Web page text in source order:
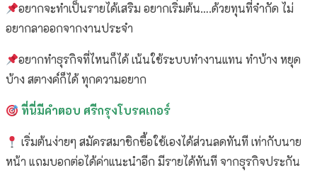
อยากจะทำเป็นรายได้เสริม อยากเริ่มต้น….ด้วยทุนที่จำกัด ไม่
อยากลาออกจากงานประจำ
อยากทำธุรกิจที่ไหนก็ได้ เน้นใช้ระบบทำงานแทน ทำบ้าง หยุด
บ้าง สตางค์ก็ได้ ทุกความอยาก
ที่นี่มีคำตอบ ศรีกรุงโบรคเกอร์
เริ่มต้นง่ายๆ สมัครสมาชิกซื้อใช้เองได้ส่วนลดทันที เท่ากับนาย
หน้า แถมบอกต่อได้ค่าแนะนำอีก มีรายได้ทันที จากธุรกิจประกัน